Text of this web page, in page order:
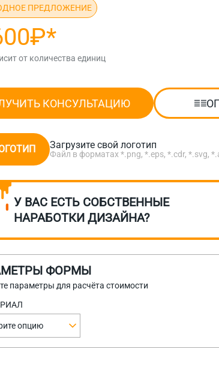
ПРЕДЛОЖЕНИЕ
*
от количества единиц
КОНСУЛЬТАЦИЮ
Загрузите свой логотип
Файл в форматах *.png, *.eps, *.cdr, *.svg,
У ВАС ЕСТЬ СОБСТВЕННЫЕ
НАРАБОТКИ ДИЗАЙНА?
ФОРМЫ
параметры для расчёта стоимости
опцию